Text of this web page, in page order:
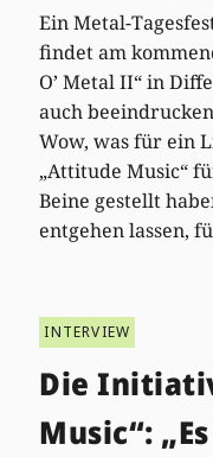
Ein Metal-
findet am
O’ Metal II“ in
auch
Wow, was für ein
„Attitude Music“
Beine gestellt
entgehen lassen,
INTERVIEW
Die
Music“: